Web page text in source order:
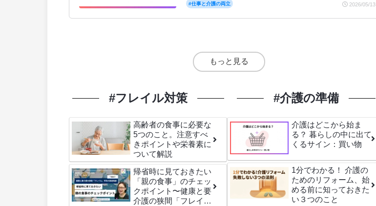
#仕事と介護の両立 2026/05/13
もっと見る
#フレイル対策
高齢者の食事に必要な
5つのこと。注意すべ
きポイントや栄養素に
ついて解説
帰省時に見ておきたい
「親の食事」のチェッ
クポイント〜健康と要
介護の狭間「フレイ
#介護の準備
介護はどこから始ま
る？ 暮らしの中に出て
くるサイン：買い物
1分でわかる！ 介護の
ためのリフォーム、始
める前に知っておきた
い３つのこと